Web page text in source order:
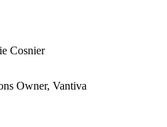
Cosnier
Owner, Vantiva